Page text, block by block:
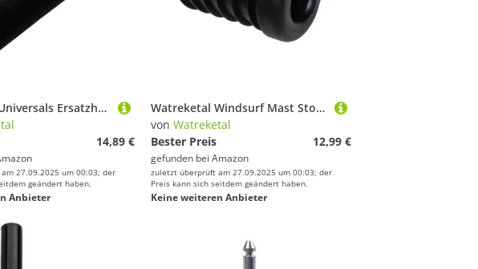
Watreketal Universals Ersatzhüterverbindung Standard Schwarzes Abs Sehnengelenk Für Windsurfen Für Windsurfen Bequem Und Dauerhaftes Indsurfen Mast Fußbasiszubehör
14,89 €
27.09.2025 um 00:03; der
geändert haben.
Anbieter
Watreketal Windsurf Mast Stop Oberst
von Watreketal
Bester Preis
12,99 €
gefunden bei Amazon
zuletzt überprüft am 27.09.2025 um 00:03; der
Preis kann sich seitdem geändert haben.
Keine weiteren Anbieter